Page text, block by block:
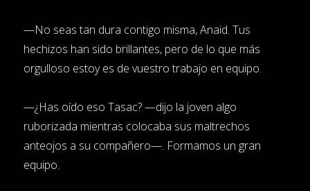
—No seas tan dura contigo misma, Anaid. Tus
hechizos han sido brillantes, pero de lo que más
orgulloso estoy es de vuestro trabajo en equipo.
—¿Has oído eso Tasac? —dijo la joven algo
ruborizada mientras colocaba sus maltrechos
anteojos a su compañero—. Formamos un gran
equipo.